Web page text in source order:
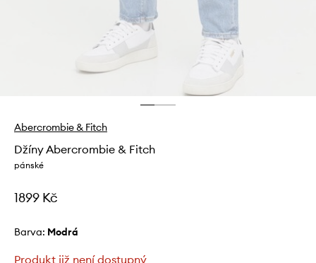
Abercrombie & Fitch
Džíny Abercrombie & Fitch
pánské
1899 Kč
Barva: modrá
Produkt již není dostupný